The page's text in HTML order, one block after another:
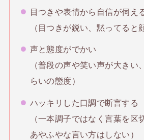
目つきや表情から自信が伺え
（目つきが鋭い、黙ってると
声と態度がでかい
（普段の声や笑い声が大きい
らいの態度）
ハッキリした口調で断言する
（一本調子ではなく言葉を区
あやふやな言い方はしない）